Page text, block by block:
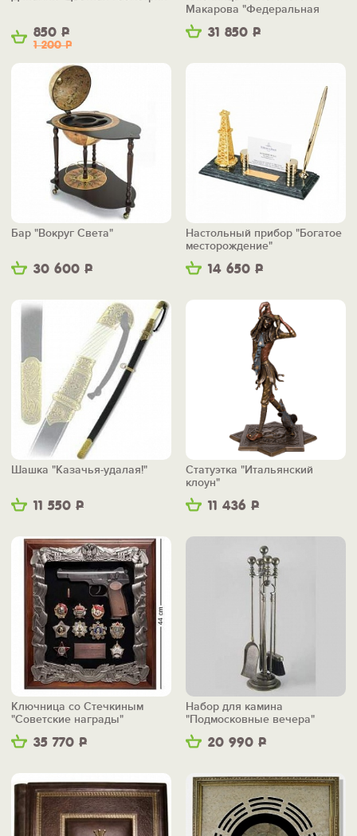
850 Р
1 200Р
31 850 Р
Макарова "Федеральная
служба безопасности"
30 600 Р
Бар "Вокруг Света"
14 650 Р
Настольный прибор "Богатое
месторождение"
11 550 Р
Шашка "Казачья-удалая!"
11 436 Р
Статуэтка "Итальянский
клоун"
35 770 Р
Ключница со Стечкиным
"Советские награды"
20 990 Р
Набор для камина
"Подмосковные вечера"